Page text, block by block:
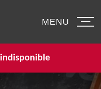
indisponible
MENU